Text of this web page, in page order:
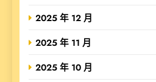
2025 年 12 月
2025 年 11 月
2025 年 10 月